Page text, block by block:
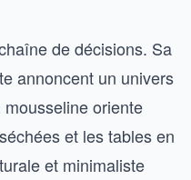
de décisions. Sa
annoncent un univers
oriente
et les tables en
et minimaliste